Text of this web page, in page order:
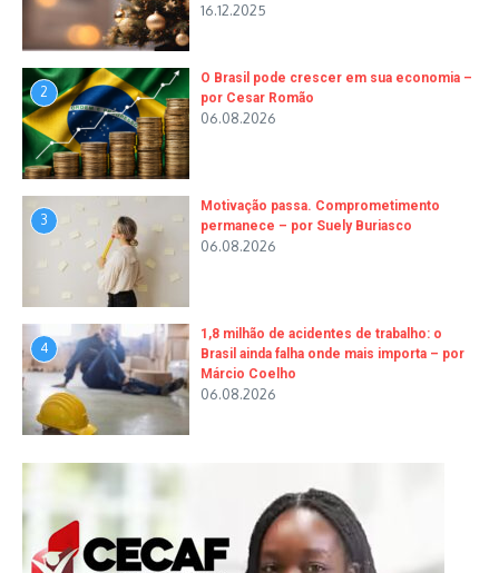
16.12.2025
2
O Brasil pode crescer em sua economia –
por Cesar Romão
06.08.2026
3
Motivação passa. Comprometimento
permanece – por Suely Buriasco
06.08.2026
4
1,8 milhão de acidentes de trabalho: o
Brasil ainda falha onde mais importa – por
Márcio Coelho
06.08.2026